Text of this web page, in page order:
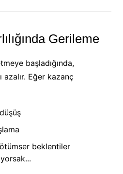
Gerileme
başladığında,
azalır. Eğer kazanç
beklentiler